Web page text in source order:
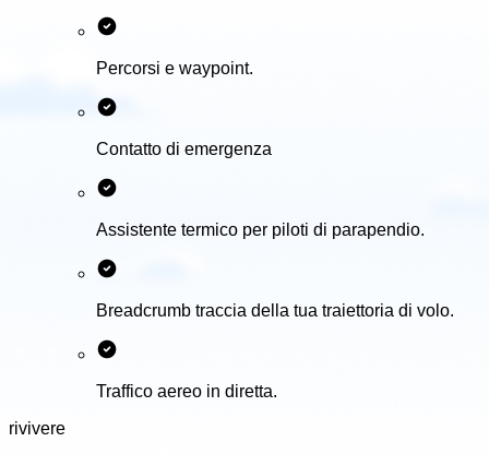
Percorsi e waypoint.
Contatto di emergenza
Assistente termico per piloti di parapendio.
Breadcrumb traccia della tua traiettoria di volo.
Traffico aereo in diretta.
rivivere